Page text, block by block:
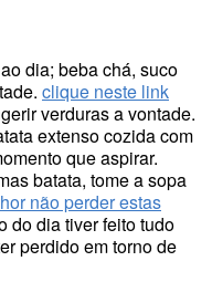
dia; beba chá, suco
clique neste link
verduras a vontade.
extenso cozida com
que aspirar.
batata, tome a sopa
não perder estas
do dia tiver feito tudo
perdido em torno de